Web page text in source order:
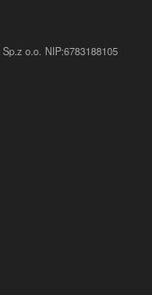
Sp.z o.o. NIP:6783188105